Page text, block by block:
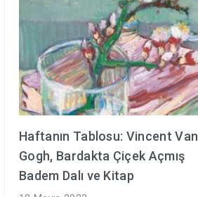
Haftanın Tablosu: Vincent Van
Gogh, Bardakta Çiçek Açmış
Badem Dalı ve Kitap